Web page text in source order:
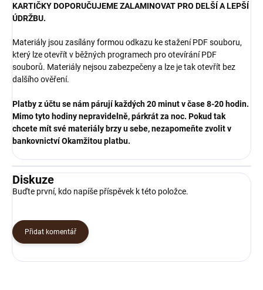
KARTIČKY DOPORUČUJEME ZALAMINOVAT PRO DELŠÍ A LEPŠÍ
ÚDRŽBU.
Materiály jsou zasílány formou odkazu ke stažení PDF souboru,
který lze otevřít v běžných programech pro otevírání PDF
souborů. Materiály nejsou zabezpečeny a lze je tak otevřít bez
dalšího ověření.
Platby z účtu se nám párují každých 20 minutv čase8-20 hodin.
Mimo tyto hodiny nepravidelně, párkrát za noc. Pokud tak
chcete mít své materiály brzy u sebe, nezapomeňte zvolit v
bankovnictvíOkamžitou platbu.
Diskuze
Buďte první, kdo napíše příspěvek k této položce.
Přidat komentář